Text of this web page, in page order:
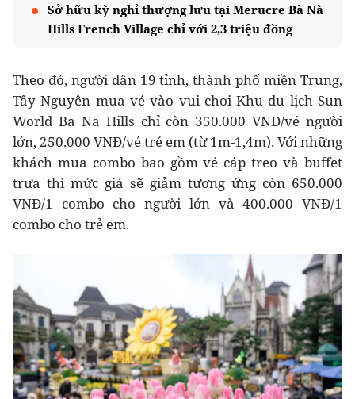
Sở hữu kỳ nghỉ thượng lưu tại Merucre Bà Nà
Hills French Village chỉ với 2,3 triệu đồng
Theo đó, người dân 19 tỉnh, thành phố miền Trung,
Tây Nguyên mua vé vào vui chơi Khu du lịch Sun
World Ba Na Hills chỉ còn 350.000 VNĐ/vé người
lớn, 250.000 VNĐ/vé trẻ em (từ 1m-1,4m). Với những
khách mua combo bao gồm vé cáp treo và buffet
trưa thì mức giá sẽ giảm tương ứng còn 650.000
VNĐ/1 combo cho người lớn và 400.000 VNĐ/1
combo cho trẻ em.